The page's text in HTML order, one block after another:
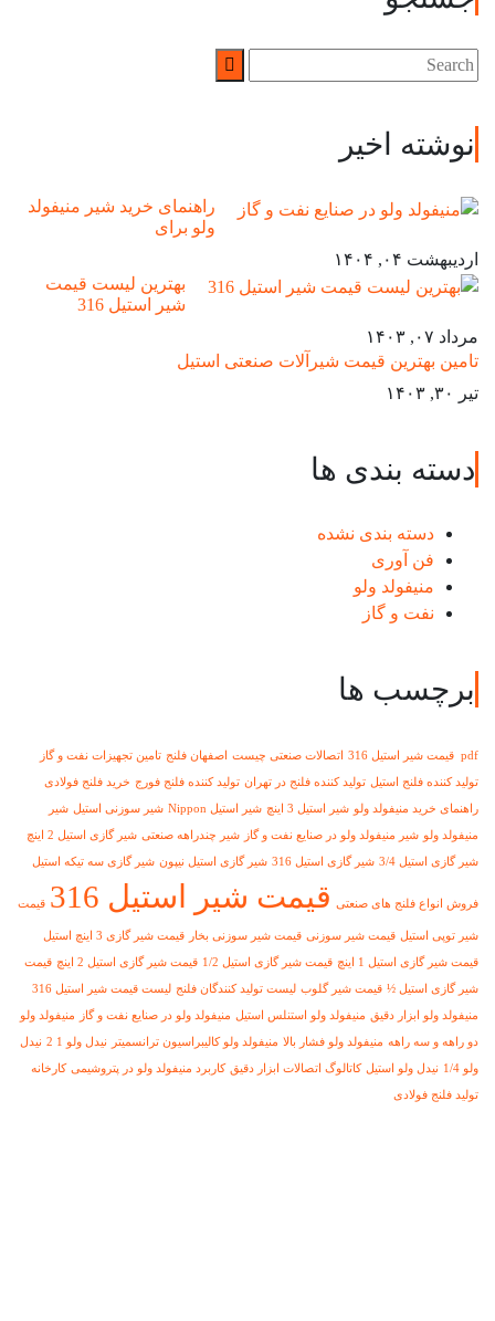
نوشته اخیر
راهنمای خرید شیر منیفولد
ولو برای
اردیبهشت ۰۴, ۱۴۰۴
بهترین لیست قیمت
شیر استیل 316
مرداد ۰۷, ۱۴۰۳
تامین بهترین قیمت شیرآلات صنعتی استیل
تیر ۳۰, ۱۴۰۳
دسته بندی ها
دسته بندی نشده
فن آوری
منیفولد ولو
نفت و گاز
برچسب ها
pdf قیمت شیر استیل 316 اتصالات صنعتی چیست اصفهان فلنج تامین تجهیزات نفت و گاز
تولید کننده فلنج استیل تولید کننده فلنج در تهران تولید کننده فلنج فورج خرید فلنج فولادی
راهنمای خرید منیفولد ولو شیر استیل 3 اینچ شیر استیل Nippon شیر سوزنی استیل شیر
منیفولد ولو شیر منیفولد ولو در صنایع نفت و گاز شیر چندراهه صنعتی شیر گازی استیل 2 اینچ
شیر گازی استیل 3/4 شیر گازی استیل 316 شیر گازی استیل نیپون شیر گازی سه تیکه استیل
فروش انواع فلنج های صنعتی قیمت شیر استیل 316 قیمت
شیر توپی استیل قیمت شیر سوزنی قیمت شیر سوزنی بخار قیمت شیر گازی 3 اینچ استیل
قیمت شیر گازی استیل 1 اینچ قیمت شیر گازی استیل 1/2 قیمت شیر گازی استیل 2 اینچ قیمت
شیر گازی استیل ½ قیمت شیر گلوب لیست تولید کنندگان فلنج لیست قیمت شیر استیل 316
منیفولد ولو ابزار دقیق منیفولد ولو استنلس استیل منیفولد ولو در صنایع نفت و گاز منیفولد ولو
دو راهه و سه راهه منیفولد ولو فشار بالا منیفولد ولو کالیبراسیون ترانسمیتر نیدل ولو 1 2 نیدل
ولو 1/4 نیدل ولو استیل کاتالوگ اتصالات ابزار دقیق کاربرد منیفولد ولو در پتروشیمی کارخانه
تولید فلنج فولادی